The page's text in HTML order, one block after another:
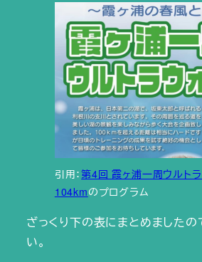
引用：第4回 霞ヶ浦一周ウルト
104kmのプログラム
ざっくり下の表にまとめましたの
い。